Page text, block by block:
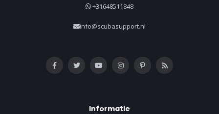
+31648511848
info@scubasupport.nl
Informatie